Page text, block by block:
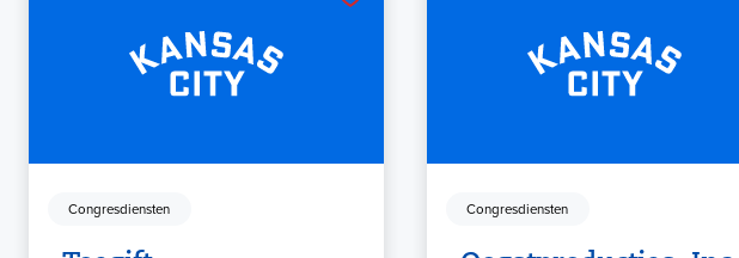
Congresdiensten Congresdiensten